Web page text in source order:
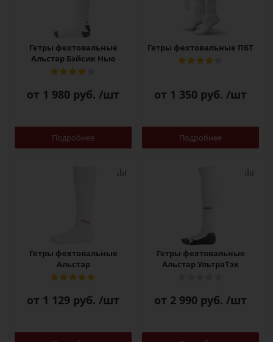
Гетры фехтовальные
Альстар Бэйсик Нью
от 1 980 руб. /шт
Подробнее
Гетры фехтовальные ПБТ
от 1 350 руб. /шт
Подробнее
Гетры фехтовальные
Альстар
от 1 129 руб. /шт
Гетры фехтовальные
Альстар УльтраТэк
от 2 990 руб. /шт